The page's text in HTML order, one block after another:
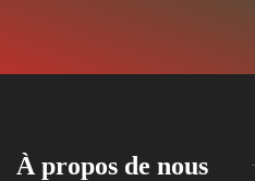
À propos de nous